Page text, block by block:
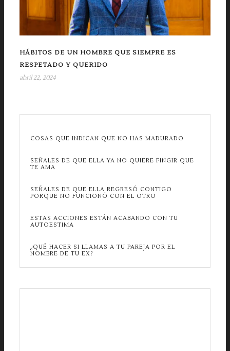
HÁBITOS DE UN HOMBRE QUE SIEMPRE ES
RESPETADO Y QUERIDO
abril 22, 2024
COSAS QUE INDICAN QUE NO HAS MADURADO
SEÑALES DE QUE ELLA YA NO QUIERE FINGIR QUE
TE AMA
SEÑALES DE QUE ELLA REGRESÓ CONTIGO
PORQUE NO FUNCIONÓ CON EL OTRO
ESTAS ACCIONES ESTÁN ACABANDO CON TU
AUTOESTIMA
¿QUÉ HACER SI LLAMAS A TU PAREJA POR EL
NOMBRE DE TU EX?